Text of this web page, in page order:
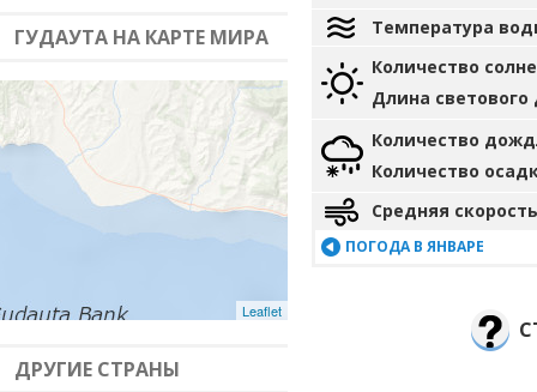
ГУДАУТА НА КАРТЕ МИРА
Leaflet
ДРУГИЕ СТРАНЫ
Температура
Количество
Длина светового
Количество
Количество
Средняя
ПОГОДА В ЯНВАРЕ